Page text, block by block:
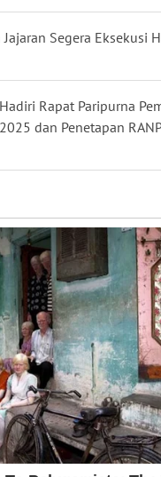
Segera Eksekusi
Rapat Paripurna
dan Penetapan